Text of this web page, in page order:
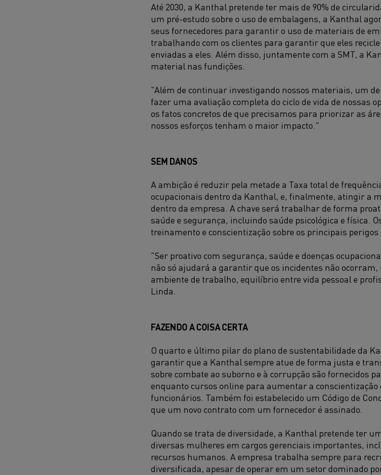
Até 2030, a Kanthal pretende ter mais de 90% de
um pré-estudo sobre o uso de embalagens, a Kanthal
seus fornecedores para garantir o uso de materiais de
trabalhando com os clientes para garantir que eles
enviadas a eles. Além disso, juntamente com a SMT, a
material nas fundições.
"Além de continuar investigando nossos materiais, um
fazer uma avaliação completa do ciclo de vida de nossas
os fatos concretos de que precisamos para priorizar as
nossos esforços tenham o maior impacto."
SEM DANOS
A ambição é reduzir pela metade a Taxa total de
ocupacionais dentro da Kanthal, e, finalmente, atingir a
dentro da empresa. A chave será trabalhar de forma
saúde e segurança, incluindo saúde psicológica e física.
treinamento e conscientização sobre os principais
"Ser proativo com segurança, saúde e doenças
não só ajudará a garantir que os incidentes não
ambiente de trabalho, equilíbrio entre vida pessoal e
Linda.
FAZENDO A COISA CERTA​
O quarto e último pilar do plano de sustentabilidade da
garantir que a Kanthal sempre atue de forma justa e
sobre combate ao suborno e à corrupção são fornecidos
enquanto cursos online para aumentar a conscientização
funcionários. Também foi estabelecido um Código de
que um novo contrato com um fornecedor é assinado.
Quando se trata de diversidade, a Kanthal pretende ter
diversas mulheres em cargos gerenciais importantes,
recursos humanos. A empresa trabalha sempre para
diversificada, apesar de operar em um setor dominado